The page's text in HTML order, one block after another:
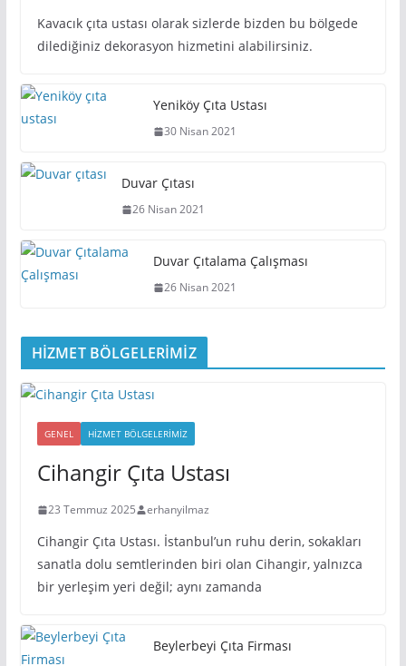
Kavacık çıta ustası olarak sizlerde bizden bu bölgede
dilediğiniz dekorasyon hizmetini alabilirsiniz.
Yeniköy Çıta Ustası
30 Nisan 2021
Duvar Çıtası
26 Nisan 2021
Duvar Çıtalama Çalışması
26 Nisan 2021
HİZMET BÖLGELERİMİZ
GENEL HIZMET BÖLGELERIMIZ
Cihangir Çıta Ustası
23 Temmuz 2025 erhanyilmaz
Cihangir Çıta Ustası. İstanbul’un ruhu derin, sokakları
sanatla dolu semtlerinden biri olan Cihangir, yalnızca
bir yerleşim yeri değil; aynı zamanda
Beylerbeyi Çıta Firması